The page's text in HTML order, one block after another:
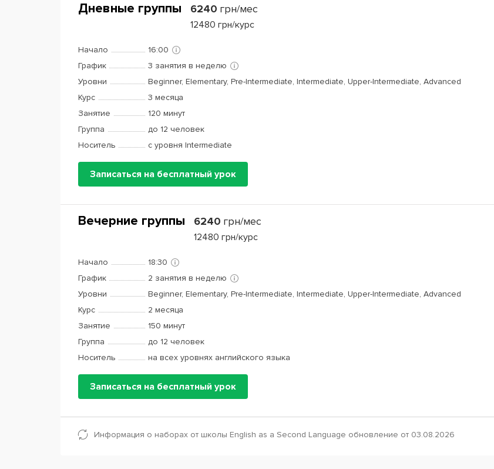
Дневные группы 6240 грн/мес
12480 грн/курс
Начало
16:00
График
3 занятия в неделю
Уровни
Beginner, Elementary, Pre-Intermediate, Intermediate, Upper-Intermediate, Advanced
Курс
3 месяца
Занятие
120 минут
Группа
до 12 человек
Носитель
с уровня Intermediate
Записаться на бесплатный урок
Вечерние группы 6240 грн/мес
12480 грн/курс
Начало
18:30
График
2 занятия в неделю
Уровни
Beginner, Elementary, Pre-Intermediate, Intermediate, Upper-Intermediate, Advanced
Курс
2 месяца
Занятие
150 минут
Группа
до 12 человек
Носитель
на всех уровнях английского языка
Записаться на бесплатный урок
Информация о наборах от школы English as a Second Language обновление от 03.08.2026